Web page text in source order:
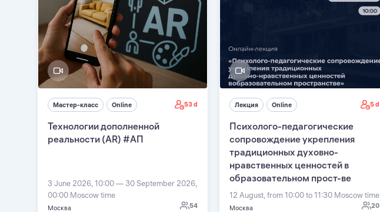
Мастер-класс Online 53 d
Технологии дополненной
реальности (AR) #АП
3 June 2026, 10:00 — 30 September 2026,
00:00 Moscow time
Москва 54
Лекция Online 5 d
Психолого-педагогические
сопровождение укрепления
традиционных духовно-
нравственных ценностей в
образовательном прост-ве
12 August, from 10:00 to 11:30 Moscow time
Москва 20